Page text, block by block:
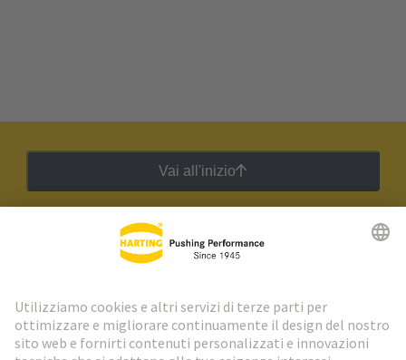
Vai all'inizio
Newsletter HARTING
Vai al registrazione